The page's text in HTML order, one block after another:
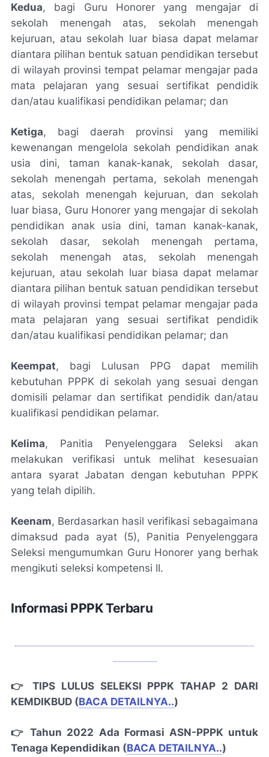
Kedua, bagi Guru Honorer yang mengajar di
sekolah menengah atas, sekolah menengah
kejuruan, atau sekolah luar biasa dapat melamar
diantara pilihan bentuk satuan pendidikan tersebut
di wilayah provinsi tempat pelamar mengajar pada
mata pelajaran yang sesuai sertifikat pendidik
dan/atau kualifikasi pendidikan pelamar; dan
Ketiga, bagi daerah provinsi yang memiliki
kewenangan mengelola sekolah pendidikan anak
usia dini, taman kanak-kanak, sekolah dasar,
sekolah menengah pertama, sekolah menengah
atas, sekolah menengah kejuruan, dan sekolah
luar biasa, Guru Honorer yang mengajar di sekolah
pendidikan anak usia dini, taman kanak-kanak,
sekolah dasar, sekolah menengah pertama,
sekolah menengah atas, sekolah menengah
kejuruan, atau sekolah luar biasa dapat melamar
diantara pilihan bentuk satuan pendidikan tersebut
di wilayah provinsi tempat pelamar mengajar pada
mata pelajaran yang sesuai sertifikat pendidik
dan/atau kualifikasi pendidikan pelamar; dan
Keempat, bagi Lulusan PPG dapat memilih
kebutuhan PPPK di sekolah yang sesuai dengan
domisili pelamar dan sertifikat pendidik dan/atau
kualifikasi pendidikan pelamar.
Kelima, Panitia Penyelenggara Seleksi akan
melakukan verifikasi untuk melihat kesesuaian
antara syarat Jabatan dengan kebutuhan PPPK
yang telah dipilih.
Keenam, Berdasarkan hasil verifikasi sebagaimana
dimaksud pada ayat (5), Panitia Penyelenggara
Seleksi mengumumkan Guru Honorer yang berhak
mengikuti seleksi kompetensi II.
Informasi PPPK Terbaru
👉 TIPS LULUS SELEKSI PPPK TAHAP 2 DARI
KEMDIKBUD (BACA DETAILNYA..)
👉 Tahun 2022 Ada Formasi ASN-PPPK untuk
Tenaga Kependidikan (BACA DETAILNYA..)